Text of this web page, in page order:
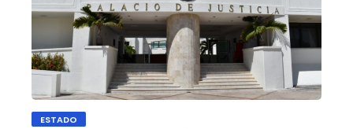
ESTADO